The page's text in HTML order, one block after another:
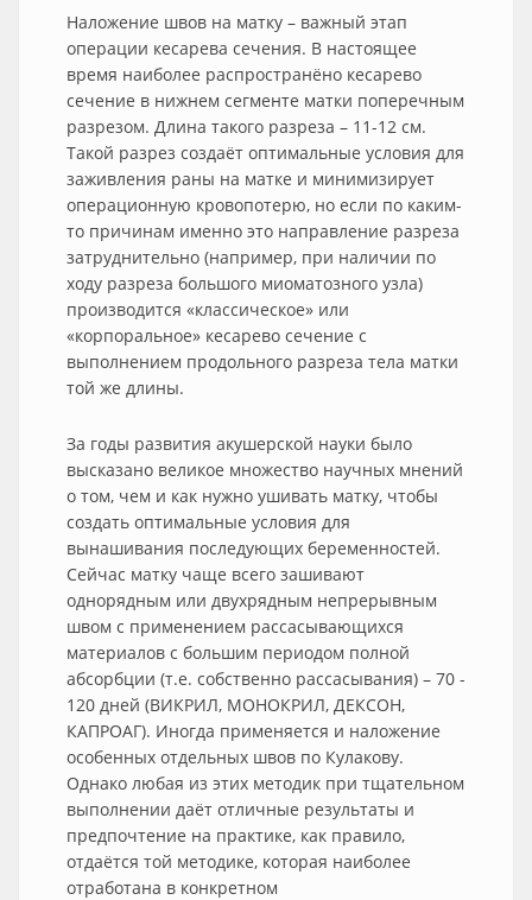
Наложение швов на матку – важный этап
операции кесарева сечения. В настоящее
время наиболее распространёно кесарево
сечение в нижнем сегменте матки поперечным
разрезом. Длина такого разреза – 11-12 см.
Такой разрез создаёт оптимальные условия для
заживления раны на матке и минимизирует
операционную кровопотерю, но если по каким-
то причинам именно это направление разреза
затруднительно (например, при наличии по
ходу разреза большого миоматозного узла)
производится «классическое» или
«корпоральное» кесарево сечение с
выполнением продольного разреза тела матки
той же длины.
За годы развития акушерской науки было
высказано великое множество научных мнений
о том, чем и как нужно ушивать матку, чтобы
создать оптимальные условия для
вынашивания последующих беременностей.
Сейчас матку чаще всего зашивают
однорядным или двухрядным непрерывным
швом с применением рассасывающихся
материалов с большим периодом полной
абсорбции (т.е. собственно рассасывания) – 70 -
120 дней (ВИКРИЛ, МОНОКРИЛ, ДЕКСОН,
КАПРОАГ). Иногда применяется и наложение
особенных отдельных швов по Кулакову.
Однако любая из этих методик при тщательном
выполнении даёт отличные результаты и
предпочтение на практике, как правило,
отдаётся той методике, которая наиболее
отработана в конкретном